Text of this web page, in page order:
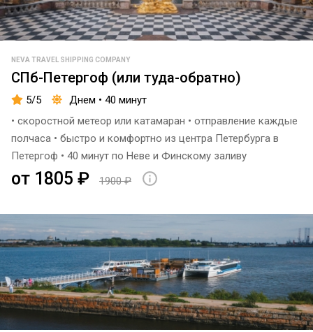
NEVA TRAVEL SHIPPING COMPANY
СПб-Петергоф (или туда-обратно)
5/5
Днем • 40 минут
• скоростной метеор или катамаран • отправление каждые
полчаса • быстро и комфортно из центра Петербурга в
Петергоф • 40 минут по Неве и Финскому заливу
от 1805 ₽ 1900 ₽
мостами
Петергоф,
Кронштадт,
Орешек
пристань
ГМЗ
«Петергоф»
канавка
Елагин
Остров
Мост
Румянцевский
спуск
Причал
Севкабель
Порт
Петергоф
Метеоры в
Кронштадт
в
крепость
Орешек
Водные
экскурсии в
Зимний
Петербург
Лахта
Центр
до
1500
₽
до
1800
₽
2500
₽
В
Петергоф
Живая
музыка
Саксофон
Пешеходная
экскурсия
включена в
Туалет
Комфортабельные
кресла
Продажа
пледов